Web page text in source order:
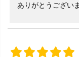
ありがとうござい